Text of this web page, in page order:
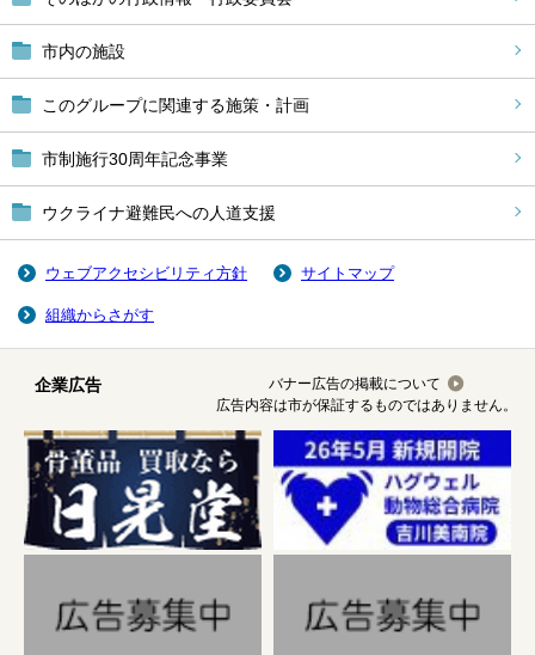
市内の施設
このグループに関連する施策・計画
市制施行30周年記念事業
ウクライナ避難民への人道支援
ウェブアクセシビリティ方針 サイトマップ
組織からさがす
企業広告
バナー広告の掲載について
広告内容は市が保証するものではありません。